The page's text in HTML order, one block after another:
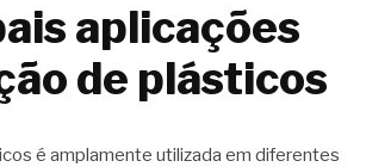
aplicações
de plásticos
é amplamente utilizada em diferentes